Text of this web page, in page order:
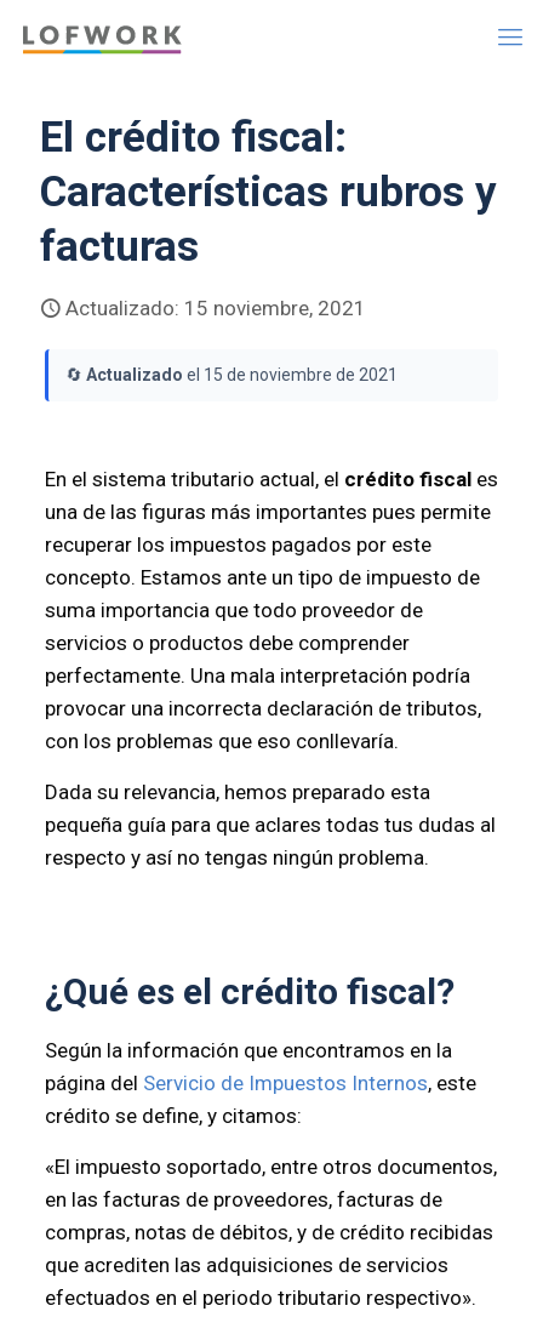
El crédito fiscal:
Características rubros y
facturas
Actualizado: 15 noviembre, 2021
🔄 Actualizado el 15 de noviembre de 2021
En el sistema tributario actual, el crédito fiscales
una de las figuras más importantes pues permite
recuperar los impuestos pagados por este
concepto. Estamos ante un tipo de impuesto de
suma importancia que todo proveedor de
servicios o productos debe comprender
perfectamente. Una mala interpretación podría
provocar una incorrecta declaración de tributos,
con los problemas que eso conllevaría.
Dada su relevancia, hemos preparado esta
pequeña guía para que aclares todas tus dudas al
respecto y así no tengas ningún problema.
¿Qué es el crédito fiscal?
Según la información que encontramos en la
página del Servicio de Impuestos Internos, este
crédito se define, y citamos:
«El impuesto soportado, entre otros documentos,
en las facturas de proveedores, facturas de
compras, notas de débitos, y de crédito recibidas
que acrediten las adquisiciones de servicios
efectuados en el periodo tributario respectivo».